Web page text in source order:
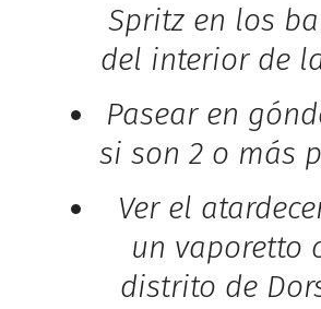
Spritz en los
del interior de
Pasear en
si son 2 o más
Ver el
un vaporetto
distrito de